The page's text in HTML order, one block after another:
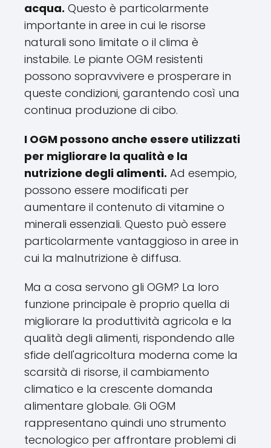
acqua. Questo è particolarmente
importante in aree in cui le risorse
naturali sono limitate o il clima è
instabile. Le piante OGM resistenti
possono sopravvivere e prosperare in
queste condizioni, garantendo così una
continua produzione di cibo.
I OGM possono anche essere utilizzati
per migliorare la qualità e la
nutrizione degli alimenti. Ad esempio,
possono essere modificati per
aumentare il contenuto di vitamine o
minerali essenziali. Questo può essere
particolarmente vantaggioso in aree in
cui la malnutrizione è diffusa.
Ma a cosa servono gli OGM? La loro
funzione principale è proprio quella di
migliorare la produttività agricola e la
qualità degli alimenti, rispondendo alle
sfide dell'agricoltura moderna come la
scarsità di risorse, il cambiamento
climatico e la crescente domanda
alimentare globale. Gli OGM
rappresentano quindi uno strumento
tecnologico per affrontare problemi di